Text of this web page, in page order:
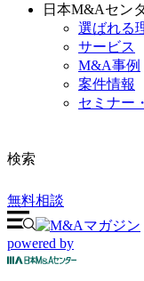
日本M&Aセン
選ばれる
サービス
M&A事例
案件情報
セミナー
検索
無料相談
powered by